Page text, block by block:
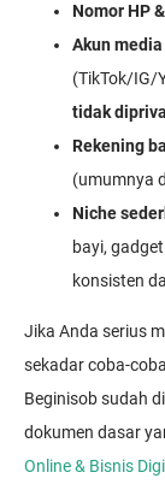
Nomor HP
Akun media
(TikTok/IG/
tidak
Rekening
(umumnya
Niche
bayi,
konsisten
Jika Anda serius
sekadar coba-
Beginisob sudah
dokumen dasar
Online & Bisnis